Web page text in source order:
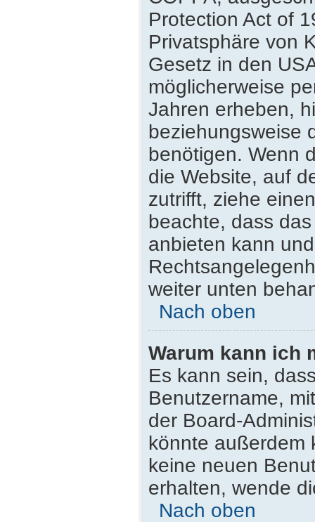
Protection Act of
Privatsphäre von
Gesetz in den
möglicherweise
Jahren erheben,
beziehungsweise
benötigen. Wenn
die Website, auf
zutrifft, ziehe
beachte, dass
anbieten kann
weiter unten
Nach oben
Warum kann ich
Es kann sein,
Benutzername,
der Board-
könnte außerdem
keine neuen
erhalten, wende
Nach oben